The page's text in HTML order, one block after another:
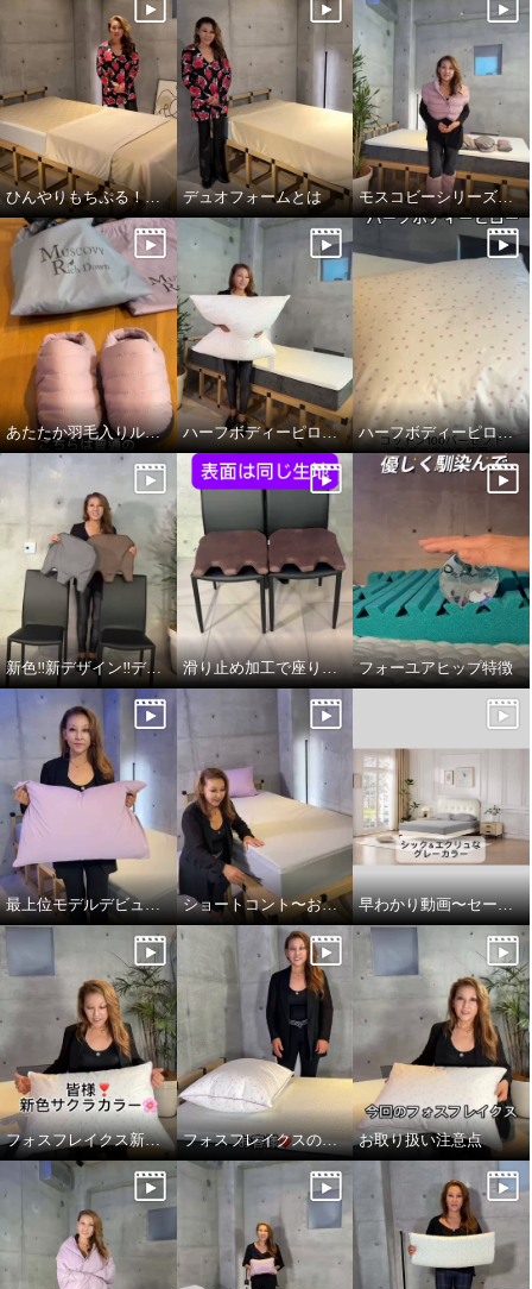
モスコビーリッチダウン 軽い・
薄い・コンパクト！ 持ち運べる
マルチユースな モバイルダウン
キルト
ラベンダー
¥0
モスコビーリッチダウン 軽い・
薄い・コンパクト！ 持ち運べる
マルチユースな モバイルダウン
キルト
ネイビー
¥0
ひんやりもちぷる！夏用寝具デビュー デュオフォームとは モスコビーシリーズ新色デビュー❣️
あたたか羽毛入りルームシューズデビュー❣️ ハーフボディーピロー新色デビュー🌸 ハーフボディーピロー特徴編
新色‼️新デザイン‼️デビューです 滑り止め加工で座りやすい！ フォーユアヒップ特徴
最上位モデルデビュー！防水防ダニシーツ ショートコント〜お見事な防水性❣️の巻 早わかり動画〜セーブ・ユア・ベッド
フォスフレイクス新色サクラカラー登場 フォスフレイクスの使い方 お取り扱い注意点